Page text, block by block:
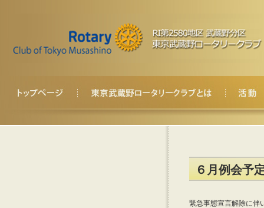
６月例会予
緊急事態宣言解除に伴